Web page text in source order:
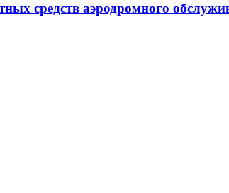
средств аэродромного